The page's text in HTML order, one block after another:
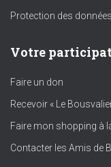
Protection des données
Votre
Faire un don
Recevoir « Le
Faire mon shopping à
Contacter les Amis de